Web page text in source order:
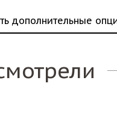
дополнительные